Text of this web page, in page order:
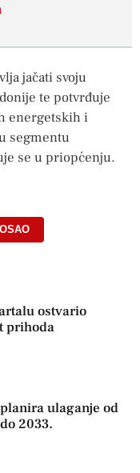
jačati svoju
te potvrđuje
energetskih i
segmentu
se u priopćenju.
ostvario
prihoda
ulaganje od
2033.